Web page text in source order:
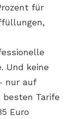
für
Und keine
nur auf
besten Tarife
Euro